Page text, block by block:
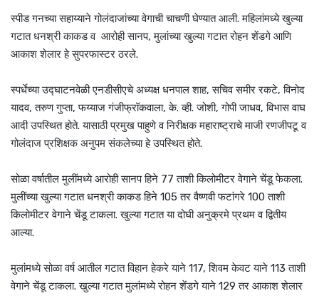
स्पीड गनच्या सहाय्याने गोलंदाजांच्या वेगाची चाचणी घेण्यात आली. महिलांमध्ये खुल्या
गटात धनश्री काकड व आरोही सानप, मुलांच्या खुल्या गटात रोहन शेंडगे आणि
आकाश शेलार हे सुपरफास्टर ठरले.
स्पर्धेच्या उद्घाटनवेळी एनडीसीएचे अध्यक्ष धनपाल शाह, सचिव समीर रकटे, विनोद
यादव, तरुण गुप्ता, फय्याज गंजीफ्रॉकवाला, के. व्ही. जोशी, गोपी जाधव, विभास वाघ
आदी उपस्थित होते. यासाठी प्रमुख पाहुणे व निरीक्षक महाराष्ट्राचे माजी रणजीपटू व
गोलंदाज प्रशिक्षक अनुपम संकलेच्या हे उपस्थित होते.
सोळा वर्षातील मुलींमध्ये आरोही सानप हिने 77 ताशी किलोमीटर वेगाने चेंडू फेकला.
मुलींच्या खुल्या गटात धनश्री काकड हिने 105 तर वैष्णवी फटांगरे 100 ताशी
किलोमीटर वेगाने चेंडू टाकला. खुल्या गटात या दोघी अनुक्रमे प्रथम व द्वितीय
आल्या.
मुलांमध्ये सोळा वर्ष आतील गटात विहान हेकरे याने 117, शिवम केवट याने 113 ताशी
वेगाने चेंडू टाकला. खुल्या गटात मुलांमध्ये रोहन शेंडगे याने 129 तर आकाश शेलार